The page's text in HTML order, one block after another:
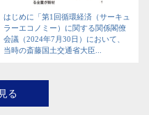
はじめに「第1回循環経済（サーキュ
ラーエコノミー）に関する関係閣僚
会議（2024年7月30日）において、
当時の斎藤国土交通省大臣...
る